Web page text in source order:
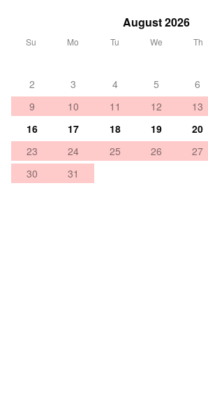
August 2026
Su Mo Tu We Th
2
3 4 5 6
9
10 11 12 13
16
17 18 19 20
23
24 25 26 27
30
31